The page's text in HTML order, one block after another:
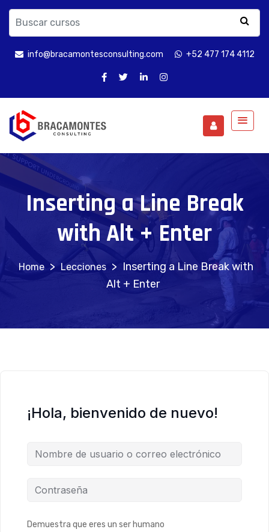
info@bracamontesconsulting.com +52 477 174 4112
Inserting a Line Break
with Alt + Enter
> Lecciones > Inserting a Line Break with
Alt + Enter
¡Hola, bienvenido de nuevo!
Demuestra que eres un ser humano